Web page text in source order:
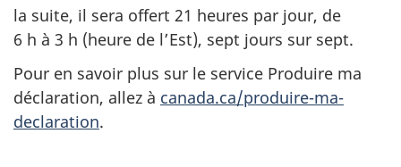
la suite, il sera offert 21 heures par jour, de
6 h à 3 h (heure de l’Est), sept jours sur sept.
Pour en savoir plus sur le service Produire ma
déclaration, allez à canada.ca/produire-ma-
declaration.